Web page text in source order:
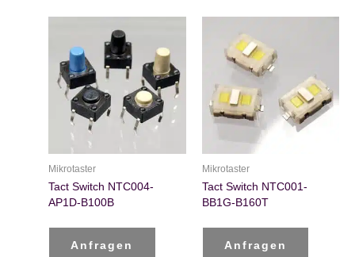
Mikrotaster
Tact Switch NTC004-
AP1D-B100B
Anfragen
Mikrotaster
Tact Switch NTC001-
BB1G-B160T
Anfragen